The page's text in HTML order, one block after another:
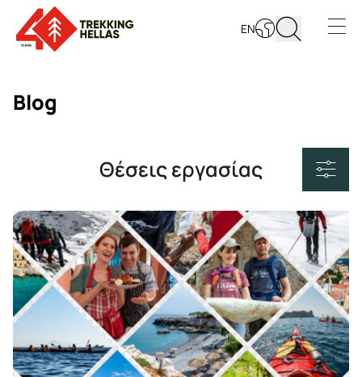
EN
Blog
Θέσεις εργασίας
Όλα τα νέα
Ελλάδα
Ιστορία & πολιτισμός